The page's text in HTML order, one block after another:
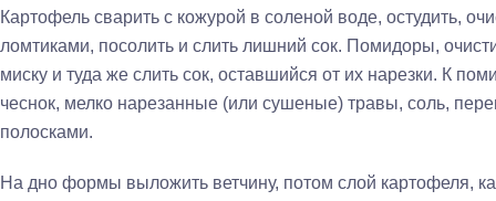
Картофель сварить с кожурой в соленой воде, остудить,
ломтиками, посолить и слить лишний сок. Помидоры,
миску и туда же слить сок, оставшийся от их нарезки. К
чеснок, мелко нарезанные (или сушеные) травы, соль,
полосками.
На дно формы выложить ветчину, потом слой картофеля,